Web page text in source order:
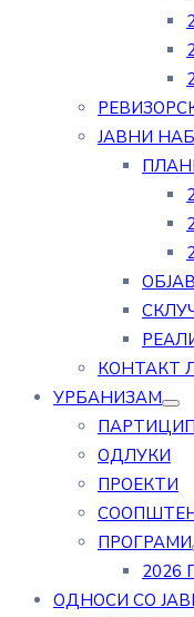
ЈАВНИ
КОНТАКТ
УРБАНИЗАМ
ОДЛУКИ
ПРОЕКТИ
ПРОГРАМИ
2026
ОДНОСИ СО